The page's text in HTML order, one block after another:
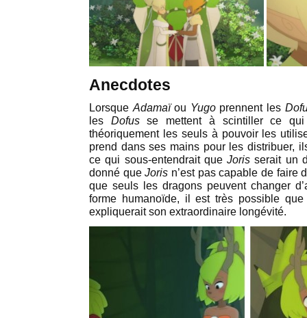
Anecdotes
Lorsque Adamaïou Yugoprennent les
les Dofusse mettent à scintiller ce qui
théoriquement les seuls à pouvoir les
prend dans ses mains pour les distribuer,
ce qui sous-entendrait queJoris serait un
donné queJoris n’est pas capable de faire
que seuls les dragons peuvent changer
forme humanoïde, il est très possible
expliquerait son extraordinaire longévité.